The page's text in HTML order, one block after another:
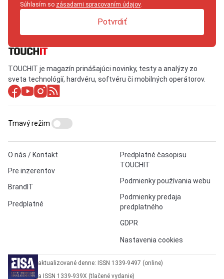
Súhlasím so zásadami spracovaním údajov.
Potvrdiť
TOUCHIT je magazín prinášajúci novinky, testy a analýzy zo
sveta technológií, hardvéru, softvéru či mobilných operátorov.
O nás / Kontakt
Pre inzerentov
BrandIT
Predplatné
Predplatné časopisu
TOUCHIT
Podmienky používania webu
Podmienky predaja
predplatného
GDPR
Nastavenia cookies
Tmavý režim
aktualizované denne: ISSN 1339-9497 (online)
a ISSN 1339-939X (tlačené vydanie)